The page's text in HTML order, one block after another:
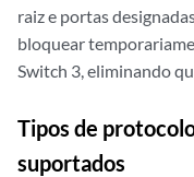
raiz e portas
bloquear
Switch 3, eliminando
Tipos de
suportados